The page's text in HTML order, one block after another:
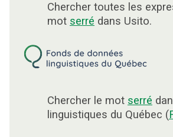
Chercher toutes les
mot serré dans Usito.
Chercher le mot serré
linguistiques du Québec (